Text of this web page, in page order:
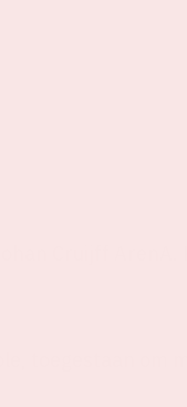
Cruijff ArenA.
toegestaan om